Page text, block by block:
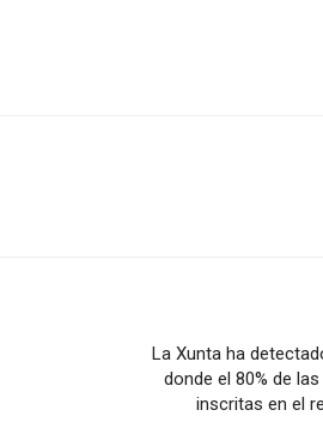
La Xunta ha
donde el 80% de
inscritas en el